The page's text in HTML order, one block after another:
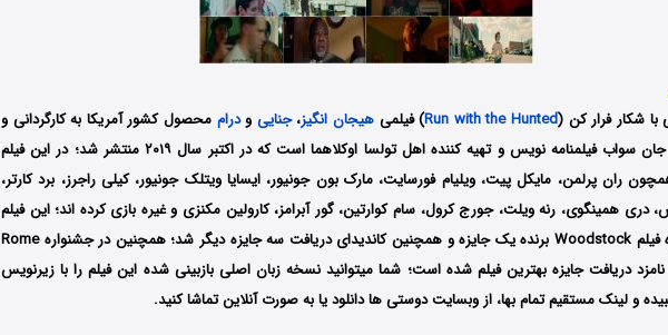
با شکار فرار کن (Run with the Hunted) فیلمی هیجان انگیز،جنایی ودرام محصول کشور آمریکا به کارگردانی و
نویسندگی جان سواب فیلمنامه نویس و تهیه کننده اهل تولسا اوکلاهما است که در اکتبر سال ۲۰۱۹ منتشر شد؛ در این فیلم
ران پرلمن، مایکل پیت، ویلیام فورسایت، مارک بون جونیور، ایسایا ویتلک جونیور، کیلی راجرز، برد کارتر،
دری همینگوی، رنه ویلت، جورج کرول، سام کوارتین، گور آبرامز، کارولین مکنزی و غیره بازی کرده اند؛ این فیلم
در جشنواره فیلم Woodstock برنده یک جایزه و همچنین کاندیدای دریافت سه جایزه دیگر شد؛ همچنین در جشنواره Rome
Film Fest نامزد دریافت جایزه بهترین فیلم شده است؛ شما میتوانید نسخه زبان اصلی بازبینی شده این فیلم را با زیرنویس
و لینک مستقیم تمام بها، از وبسایت دوستی ها دانلود یا به صورت آنلاین تماشا کنید.